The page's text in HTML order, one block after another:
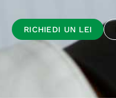
RICHIEDI UN LEI